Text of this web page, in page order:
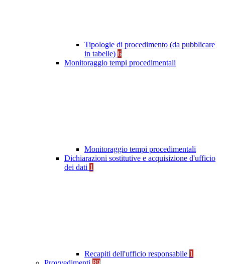
Tipologie di procedimento (da pubblicare
in tabelle) 6
Monitoraggio tempi procedimentali
Monitoraggio tempi procedimentali
Dichiarazioni sostitutive e acquisizione d'ufficio
dei dati 1
Recapiti dell'ufficio responsabile 1